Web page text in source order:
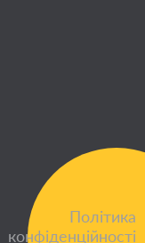
Політика
конфіденційності